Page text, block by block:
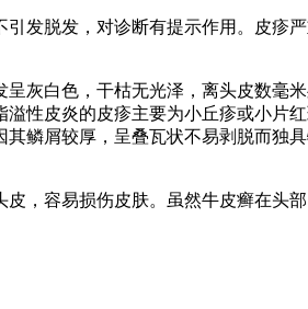
发脱发，对诊断有提示作用。皮疹
灰白色，干枯无光泽，离头皮数毫米
性皮炎的皮疹主要为小丘疹或小片
鳞屑较厚，呈叠瓦状不易剥脱而独
，容易损伤皮肤。虽然牛皮癣在头